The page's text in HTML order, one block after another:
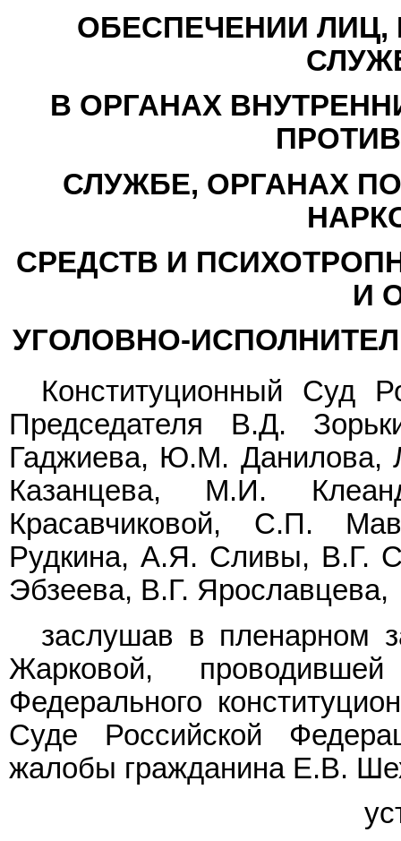
ОБЕСПЕЧЕНИИ
В ОРГАНАХ
СЛУЖБЕ, ОРГАНАХ
СРЕДСТВ И
И
УГОЛОВНО-
Конституционный Суд
Председателя В.Д.
Гаджиева, Ю.М.
Казанцева, М.И.
Красавчиковой, С.П.
Рудкина, А.Я. Сливы, В.Г.
Эбзеева, В.Г. Ярославцева,
заслушав в пленарном
Жарковой,
Федерального
Суде Российской
жалобы гражданина Е.В.